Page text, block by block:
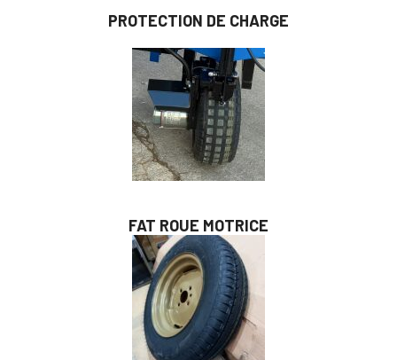
PROTECTION DE CHARGE
FAT ROUE MOTRICE